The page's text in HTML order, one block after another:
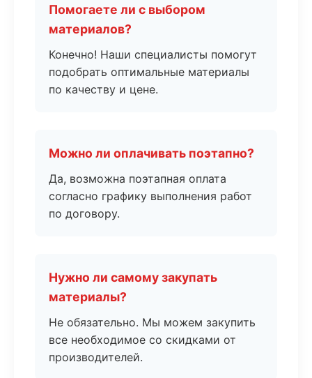
Помогаете ли с выбором
материалов?
Конечно! Наши специалисты помогут
подобрать оптимальные материалы
по качеству и цене.
Можно ли оплачивать поэтапно?
Да, возможна поэтапная оплата
согласно графику выполнения работ
по договору.
Нужно ли самому закупать
материалы?
Не обязательно. Мы можем закупить
все необходимое со скидками от
производителей.